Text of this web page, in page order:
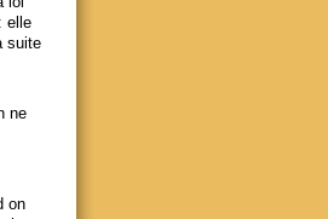
elle
suite
ne
on